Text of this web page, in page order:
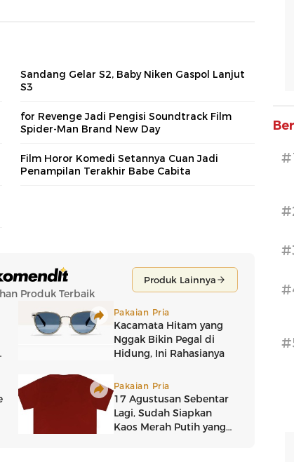
Sandang Gelar S2, Baby Niken Gaspol Lanjut
S3
for Revenge Jadi Pengisi Soundtrack Film
Spider-Man Brand New Day
Film Horor Komedi Setannya Cuan Jadi
Penampilan Terakhir Babe Cabita